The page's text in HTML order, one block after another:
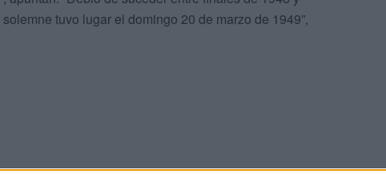
tuvo lugar el domingo 20 de marzo de 1949”,